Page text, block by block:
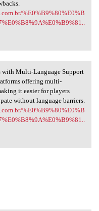
%E0%B9%80%E0%B
with
with Multi-Language Support
offering multi-
it easier for players
without language barriers.
%E0%B9%80%E0%B